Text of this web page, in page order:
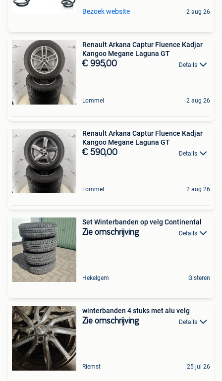
Bezoek website 2 aug 26
Renault Arkana Captur Fluence Kadjar
Kangoo Megane Laguna GT
€ 995,00 Details
Lommel 2 aug 26
Renault Arkana Captur Fluence Kadjar
Kangoo Megane Laguna GT
€ 590,00 Details
Lommel 2 aug 26
Set Winterbanden op velg Continental
Zie omschrijving Details
Hekelgem Gisteren
winterbanden 4 stuks met alu velg
Zie omschrijving Details
Riemst 25 jul 26